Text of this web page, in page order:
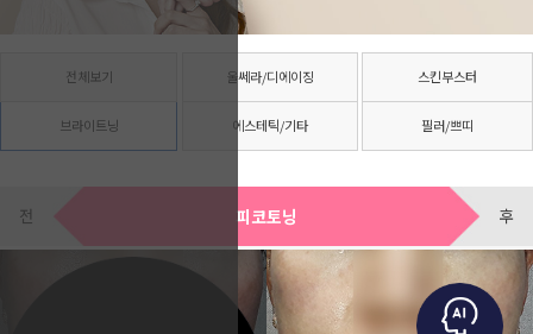
전체보기 울쎄라/디에이징 스킨부스터
브라이트닝 에스테틱/기타 필러/쁘띠
전 피코토닝 후